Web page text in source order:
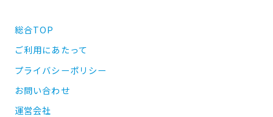
総合TOP
ご利用にあたって
プライバシーポリシー
お問い合わせ
運営会社